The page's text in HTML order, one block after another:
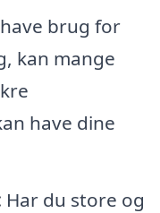
brug for
kan mange
have dine
Har du store og